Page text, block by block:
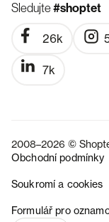
Sledujte#shoptet
26k
7k
2008–2026 ©
Obchodní podmínky
Soukromí a cookies
Formulář pro